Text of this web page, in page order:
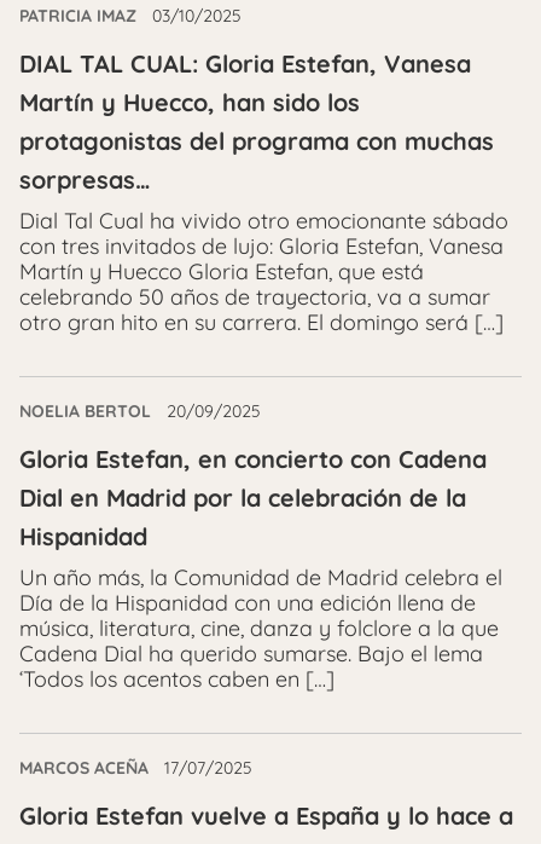
PATRICIA IMAZ 03/10/2025
DIAL TAL CUAL: Gloria Estefan, Vanesa
Martín y Huecco, han sido los
protagonistas del programa con muchas
sorpresas…
Dial Tal Cual ha vivido otro emocionante sábado
con tres invitados de lujo: Gloria Estefan, Vanesa
Martín y Huecco Gloria Estefan, que está
celebrando 50 años de trayectoria, va a sumar
otro gran hito en su carrera. El domingo será […]
NOELIA BERTOL 20/09/2025
Gloria Estefan, en concierto con Cadena
Dial en Madrid por la celebración de la
Hispanidad
Un año más, la Comunidad de Madrid celebra el
Día de la Hispanidad con una edición llena de
música, literatura, cine, danza y folclore a la que
Cadena Dial ha querido sumarse. Bajo el lema
‘Todos los acentos caben en […]
MARCOS ACEÑA 17/07/2025
Gloria Estefan vuelve a España y lo hace a